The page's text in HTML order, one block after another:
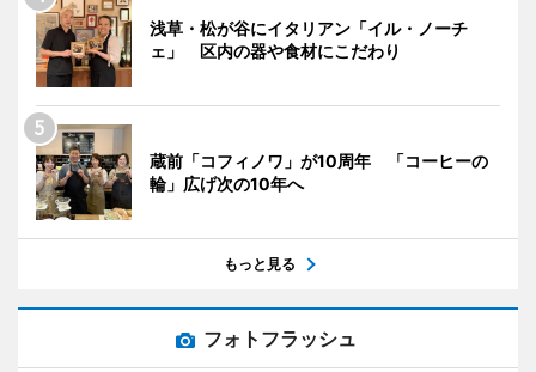
浅草・松が谷にイタリアン「イル・ノーチ
ェ」 区内の器や食材にこだわり
蔵前「コフィノワ」が10周年 「コーヒーの
輪」広げ次の10年へ
もっと見る
フォトフラッシュ